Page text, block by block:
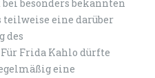
besonders bekannten
eine darüber
des
Frida Kahlo dürfte
eine